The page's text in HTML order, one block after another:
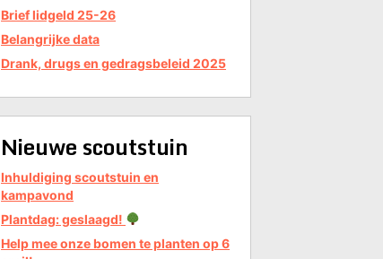
Brief lidgeld 25-26
Belangrijke data
Drank, drugs en gedragsbeleid 2025
Nieuwe scoutstuin
Inhuldiging scoutstuin en
kampavond
Plantdag: geslaagd!
Help mee onze bomen te planten op 6